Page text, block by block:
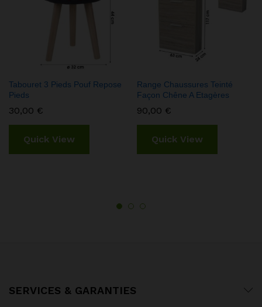
Tabouret 3 Pieds Pouf Repose
Pieds
30,00 €
Quick View
Range Chaussures Teinté
Façon Chêne A Etagères
90,00 €
Quick View
SERVICES & GARANTIES